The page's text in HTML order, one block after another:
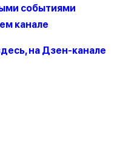
событиями
канале
на Дзен-канале